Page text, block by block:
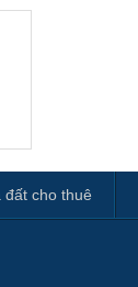
đất cho thuê